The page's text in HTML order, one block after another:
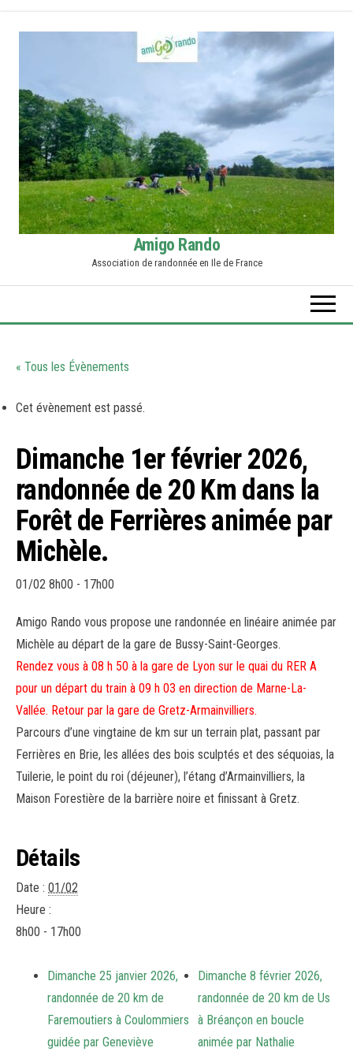
content
Amigo Rando
Association de randonnée en Ile de France
« Tous les Évènements
Cet évènement est passé.
Dimanche 1er février 2026,
randonnée de 20 Km dans la
Forêt de Ferrières animée par
Michèle.
01/02 8h00 - 17h00
Amigo Rando vous propose une randonnée en linéaire animée par
Michèle au départ de la gare de Bussy-Saint-Georges.
Rendez vous à 08 h 50 à la gare de Lyon sur le quai du RER A
pour un départ du train à 09 h 03 en direction de Marne-La-
Vallée. Retour par la gare de Gretz-Armainvilliers.
Parcours d’une vingtaine de km sur un terrain plat, passant par
Ferrières en Brie, les allées des bois sculptés et des séquoias, la
Tuilerie, le point du roi (déjeuner), l’étang d’Armainvilliers, la
Maison Forestière de la barrière noire et finissant à Gretz.
Détails
Date : 01/02
Heure :
8h00 - 17h00
Dimanche 25 janvier 2026,
randonnée de 20 km de
Faremoutiers à Coulommiers
guidée par Geneviève
Dimanche 8 février 2026,
randonnée de 20 km de Us
à Bréançon en boucle
animée par Nathalie